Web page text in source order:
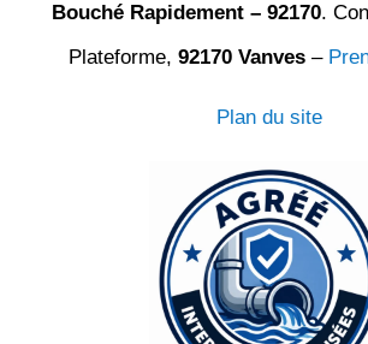
Bouché Rapidement – 92170.
Plateforme, 92170 Vanves–
Plan du site